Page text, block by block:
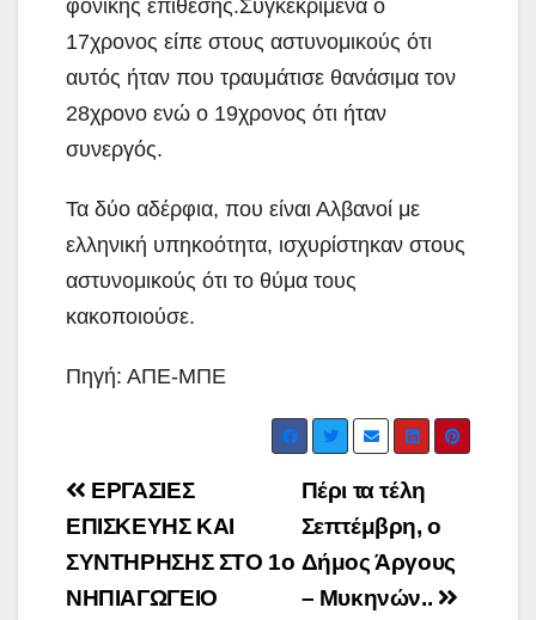
φονικής επίθεσης.Συγκεκριμένα ο
17χρονος είπε στους αστυνομικούς ότι
αυτός ήταν που τραυμάτισε θανάσιμα τον
28χρονο ενώ ο 19χρονος ότι ήταν
συνεργός.
Τα δύο αδέρφια, που είναι Αλβανοί με
ελληνική υπηκοότητα, ισχυρίστηκαν στους
αστυνομικούς ότι το θύμα τους
κακοποιούσε.
Πηγή: ΑΠΕ-ΜΠΕ
Post
navigation
Πέρι τα τέλη
Σεπτέμβρη, ο
Δήμος Άργους
– Μυκηνών..
ΕΡΓΑΣΙΕΣ
ΕΠΙΣΚΕΥΗΣ ΚΑΙ
ΣΥΝΤΗΡΗΣΗΣ ΣΤΟ 1ο
ΝΗΠΙΑΓΩΓΕΙΟ